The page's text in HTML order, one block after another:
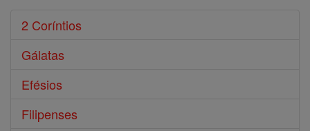
2 Coríntios
Gálatas
Efésios
Filipenses